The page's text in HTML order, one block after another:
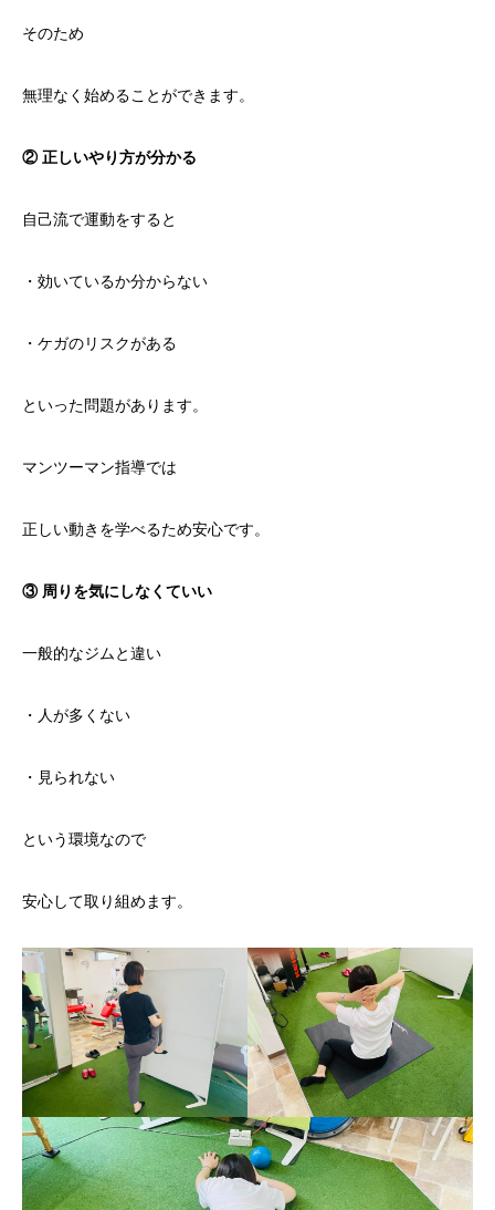
そのため
無理なく始めることができます。
② 正しいやり方が分かる
自己流で運動をすると
・効いているか分からない
・ケガのリスクがある
といった問題があります。
マンツーマン指導では
正しい動きを学べるため安心です。
③ 周りを気にしなくていい
一般的なジムと違い
・人が多くない
・見られない
という環境なので
安心して取り組めます。